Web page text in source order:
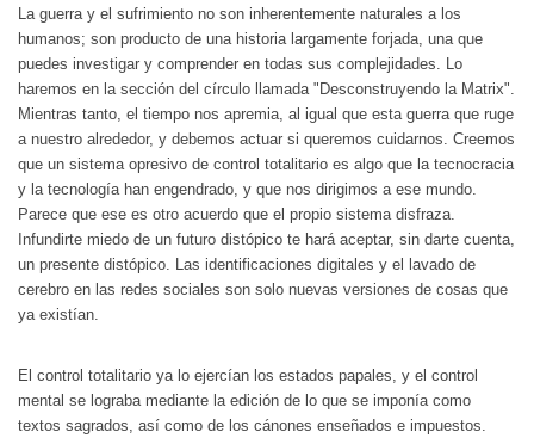
La guerra y el sufrimiento no son inherentemente naturales a los
humanos; son producto de una historia largamente forjada, una que
puedes investigar y comprender en todas sus complejidades. Lo
haremos en la sección del círculo llamada "Desconstruyendo la Matrix".
Mientras tanto, el tiempo nos apremia, al igual que esta guerra que ruge
a nuestro alrededor, y debemos actuar si queremos cuidarnos. Creemos
que un sistema opresivo de control totalitario es algo que la tecnocracia
y la tecnología han engendrado, y que nos dirigimos a ese mundo.
Parece que ese es otro acuerdo que el propio sistema disfraza.
Infundirte miedo de un futuro distópico te hará aceptar, sin darte cuenta,
un presente distópico. Las identificaciones digitales y el lavado de
cerebro en las redes sociales son solo nuevas versiones de cosas que
ya existían.
El control totalitario ya lo ejercían los estados papales, y el control
mental se lograba mediante la edición de lo que se imponía como
textos sagrados, así como de los cánones enseñados e impuestos.